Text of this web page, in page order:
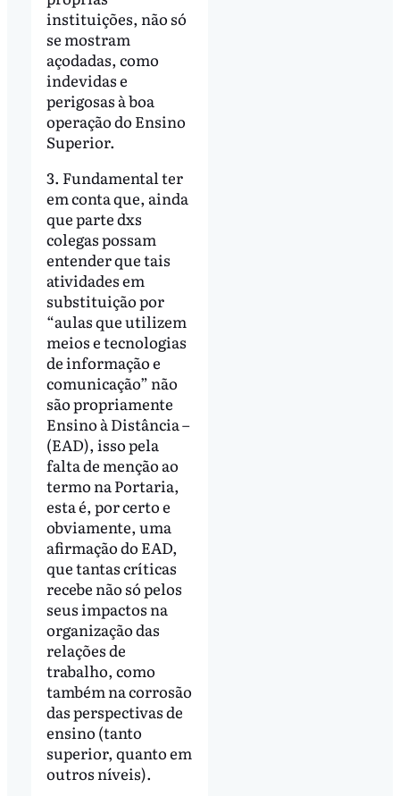
instituições, não só
se mostram
açodadas, como
indevidas e
perigosas à boa
operação do Ensino
Superior.
3. Fundamental ter
em conta que, ainda
que parte dxs
colegas possam
entender que tais
atividades em
substituição por
“aulas que utilizem
meios e tecnologias
de informação e
comunicação” não
são propriamente
Ensino à Distância –
(EAD), isso pela
falta de menção ao
termo na Portaria,
esta é, por certo e
obviamente, uma
afirmação do EAD,
que tantas críticas
recebe não só pelos
seus impactos na
organização das
relações de
trabalho, como
também na corrosão
das perspectivas de
ensino (tanto
superior, quanto em
outros níveis).